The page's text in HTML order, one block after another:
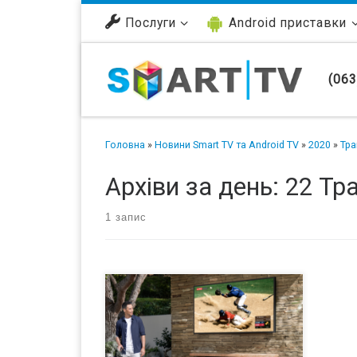
Перейти до вмісту Послуги Android приставки
Головна » Новини Smart TV та Android TV » 2020 »
Архіви за день: 22
1 запис
Samsung давно прочно заняла нишу
в сфере домашних телевизоров и
теперь компания хочет расширить
свое присутствие на рынке путем
добавления новых моделей в